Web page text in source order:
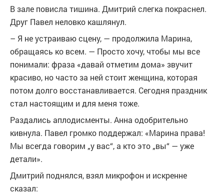
В зале повисла тишина. Дмитрий слегка покраснел.
Друг Павел неловко кашлянул.
– Я не устраиваю сцену, — продолжила Марина,
обращаясь ко всем. — Просто хочу, чтобы мы все
понимали: фраза «давай отметим дома» звучит
красиво, но часто за ней стоит женщина, которая
потом долго восстанавливается. Сегодня праздник
стал настоящим и для меня тоже.
Раздались аплодисменты. Анна одобрительно
кивнула. Павел громко поддержал: «Марина права!
Мы всегда говорим „у вас“, а кто это „вы“ — уже
детали».
Дмитрий поднялся, взял микрофон и искренне
сказал: